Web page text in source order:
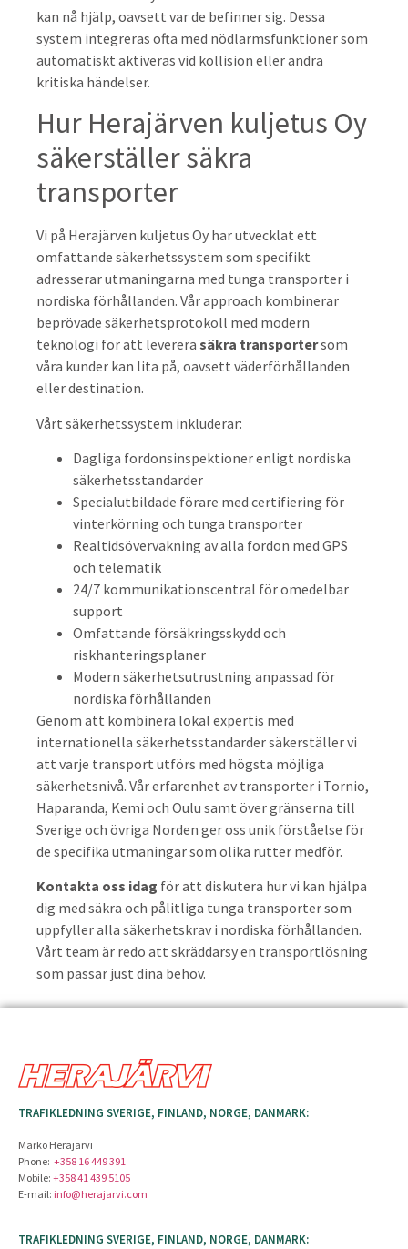
kan nå hjälp, oavsett var de befinner sig. Dessa
system integreras ofta med nödlarmsfunktioner som
automatiskt aktiveras vid kollision eller andra
kritiska händelser.
Hur Herajärven kuljetus Oy
säkerställer säkra
transporter
Vi på Herajärven kuljetus Oy har utvecklat ett
omfattande säkerhetssystem som specifikt
adresserar utmaningarna med tunga transporter i
nordiska förhållanden. Vår approach kombinerar
beprövade säkerhetsprotokoll med modern
teknologi för att leverera säkra transportersom
våra kunder kan lita på, oavsett väderförhållanden
eller destination.
Vårt säkerhetssystem inkluderar:
Dagliga fordonsinspektioner enligt nordiska
säkerhetsstandarder
Specialutbildade förare med certifiering för
vinterkörning och tunga transporter
Realtidsövervakning av alla fordon med GPS
och telematik
24/7 kommunikationscentral för omedelbar
support
Omfattande försäkringsskydd och
riskhanteringsplaner
Modern säkerhetsutrustning anpassad för
nordiska förhållanden
Genom att kombinera lokal expertis med
internationella säkerhetsstandarder säkerställer vi
att varje transport utförs med högsta möjliga
säkerhetsnivå. Vår erfarenhet av transporter i Tornio,
Haparanda, Kemi och Oulu samt över gränserna till
Sverige och övriga Norden ger oss unik förståelse för
de specifika utmaningar som olika rutter medför.
Kontakta oss idag för att diskutera hur vi kan hjälpa
dig med säkra och pålitliga tunga transporter som
uppfyller alla säkerhetskrav i nordiska förhållanden.
Vårt team är redo att skräddarsy en transportlösning
som passar just dina behov.
TRAFIKLEDNING SVERIGE, FINLAND, NORGE, DANMARK:
Marko Herajärvi
Phone: +358 16 449 391
Mobile: +358 41 439 5105
E-mail: info@herajarvi.com
TRAFIKLEDNING SVERIGE, FINLAND, NORGE, DANMARK: